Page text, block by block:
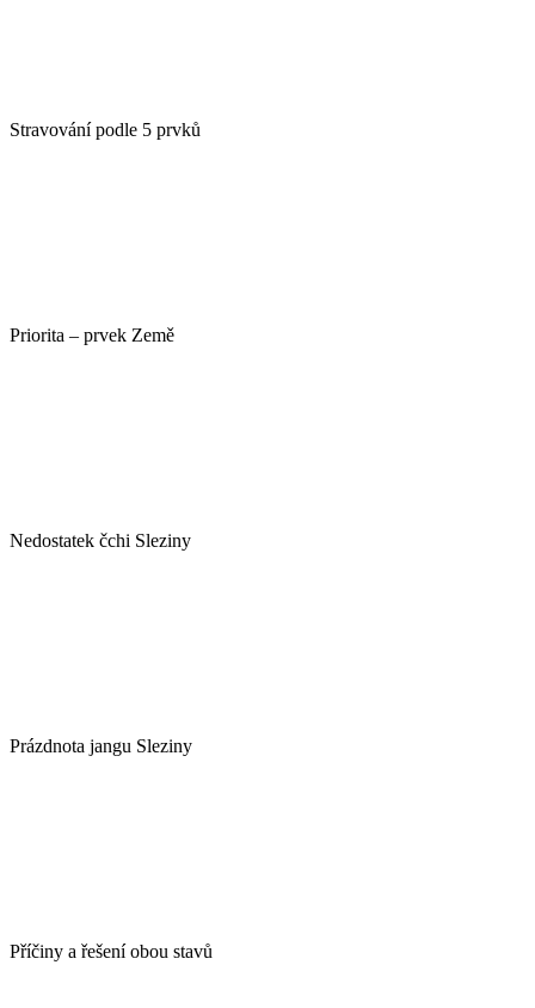
Stravování podle 5 prvků
Priorita – prvek Země
Nedostatek čchi Sleziny
Prázdnota jangu Sleziny
Příčiny a řešení obou stavů